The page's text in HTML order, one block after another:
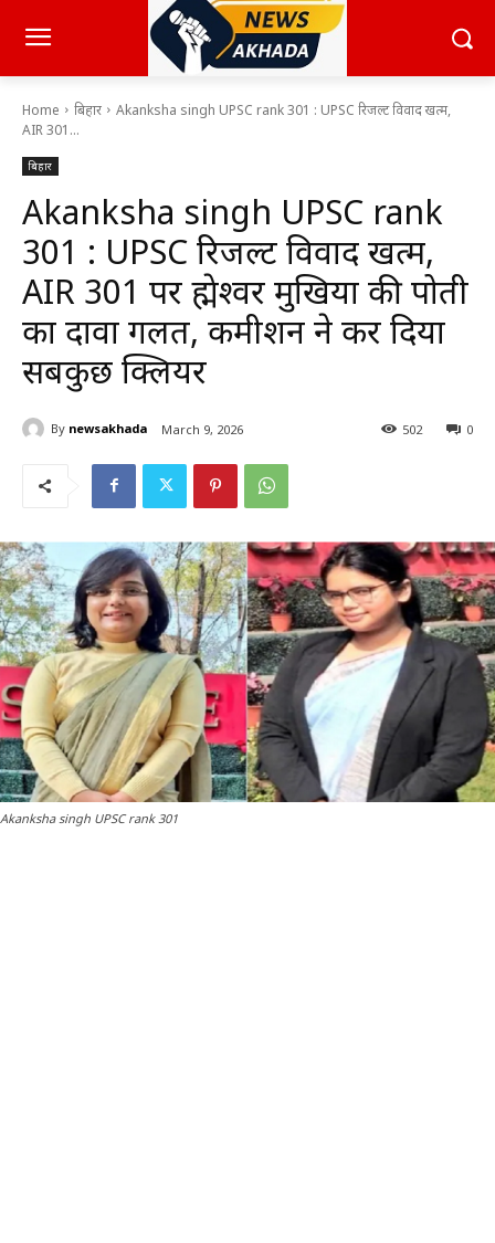
Home बिहार
Akanksha singh UPSC rank 301 : UPSC रिजल्ट विवाद खत्म,
AIR 301...
बिहार
Akanksha singh UPSC rank
301 : UPSC रिजल्ट विवाद खत्म,
AIR 301 पर ब्रह्मेश्वर मुखिया की पोती
का दावा गलत, कमीशन ने कर दिया
सबकुछ क्लियर
By newsakhada March 9, 2026 0
502
Akanksha singh UPSC rank 301